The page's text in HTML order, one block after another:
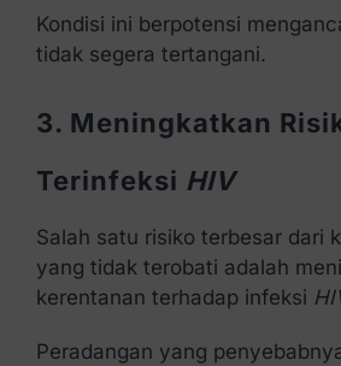
Kondisi ini berpotensi
tidak segera tertangani.
3. Meningkatkan
Terinfeksi HIV
Salah satu risiko terbesar dari
yang tidak terobati adalah
kerentanan terhadap infeksi
Peradangan yang